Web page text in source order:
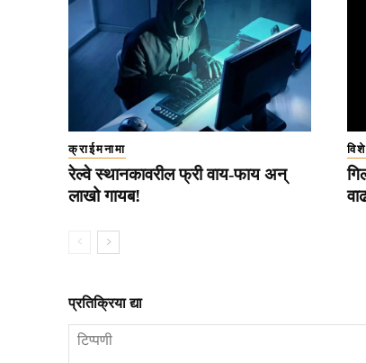
क्राईमनामा
रेल्वे स्थानकावरील फ्री वाय-फाय अन्
लाखो गायब!
प्रतिक्रिया द्या